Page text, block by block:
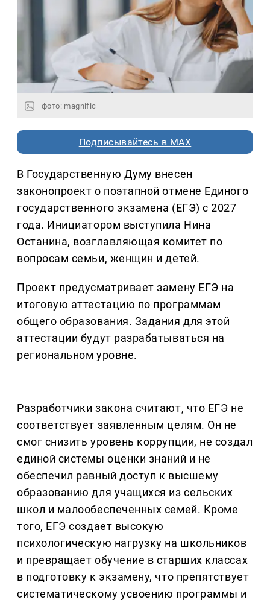
фото: magnific
Подписывайтесь в MAX
В Государственную Думу внесен
законопроект о поэтапной отмене Единого
государственного экзамена (ЕГЭ) с 2027
года. Инициатором выступила Нина
Останина, возглавляющая комитет по
вопросам семьи, женщин и детей.
Проект предусматривает замену ЕГЭ на
итоговую аттестацию по программам
общего образования. Задания для этой
аттестации будут разрабатываться на
региональном уровне.
Разработчики закона считают, что ЕГЭ не
соответствует заявленным целям. Он не
смог снизить уровень коррупции, не создал
единой системы оценки знаний и не
обеспечил равный доступ к высшему
образованию для учащихся из сельских
школ и малообеспеченных семей. Кроме
того, ЕГЭ создает высокую
психологическую нагрузку на школьников
и превращает обучение в старших классах
в подготовку к экзамену, что препятствует
систематическому усвоению программы и